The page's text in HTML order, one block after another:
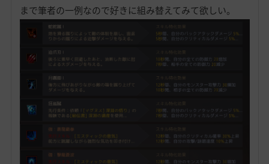
まで筆者の一例なので好きに組み替えてみて欲しい。